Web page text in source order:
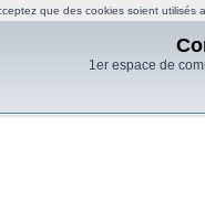
1er espace de
que des cookies soient